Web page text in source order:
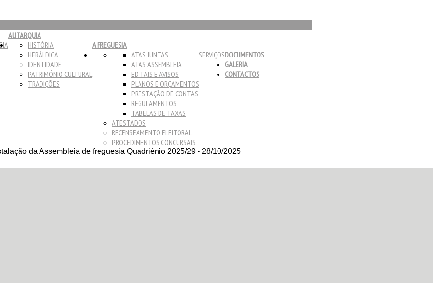
AUTARQUIA
A FREGUESIA
HISTÓRIA
HERÁLDICA
IDENTIDADE
PATRIMÓNIO CULTURAL
TRADIÇÕES
DOCUMENTOS
SERVIÇOS
ATAS JUNTAS
ATAS ASSEMBLEIA
EDITAIS E AVISOS
PLANOS E ORÇAMENTOS
PRESTAÇÃO DE CONTAS
REGULAMENTOS
TABELAS DE TAXAS
ATESTADOS
RECENSEAMENTO ELEITORAL
PROCEDIMENTOS CONCURSAIS
GALERIA
CONTACTOS
da Assembleia de freguesia Quadriénio 2025/29 - 28/10/2025